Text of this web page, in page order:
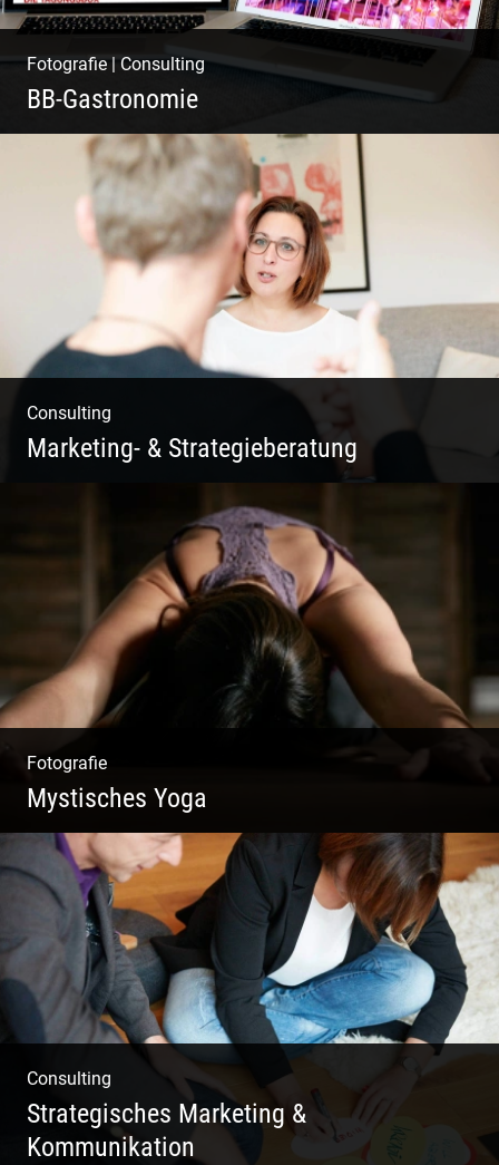
Fotografie|Consulting
BB-Gastronomie
Fotografie, Marketing & Design
Consulting
Marketing- & Strategieberatung
Deine Produkte oder deine Dienstleistung
auf den Markt bringen!
Fotografie
Mystisches Yoga
Yoga und Meditation – mystisch inszeniert
Consulting
Strategisches Marketing &
Kommunikation